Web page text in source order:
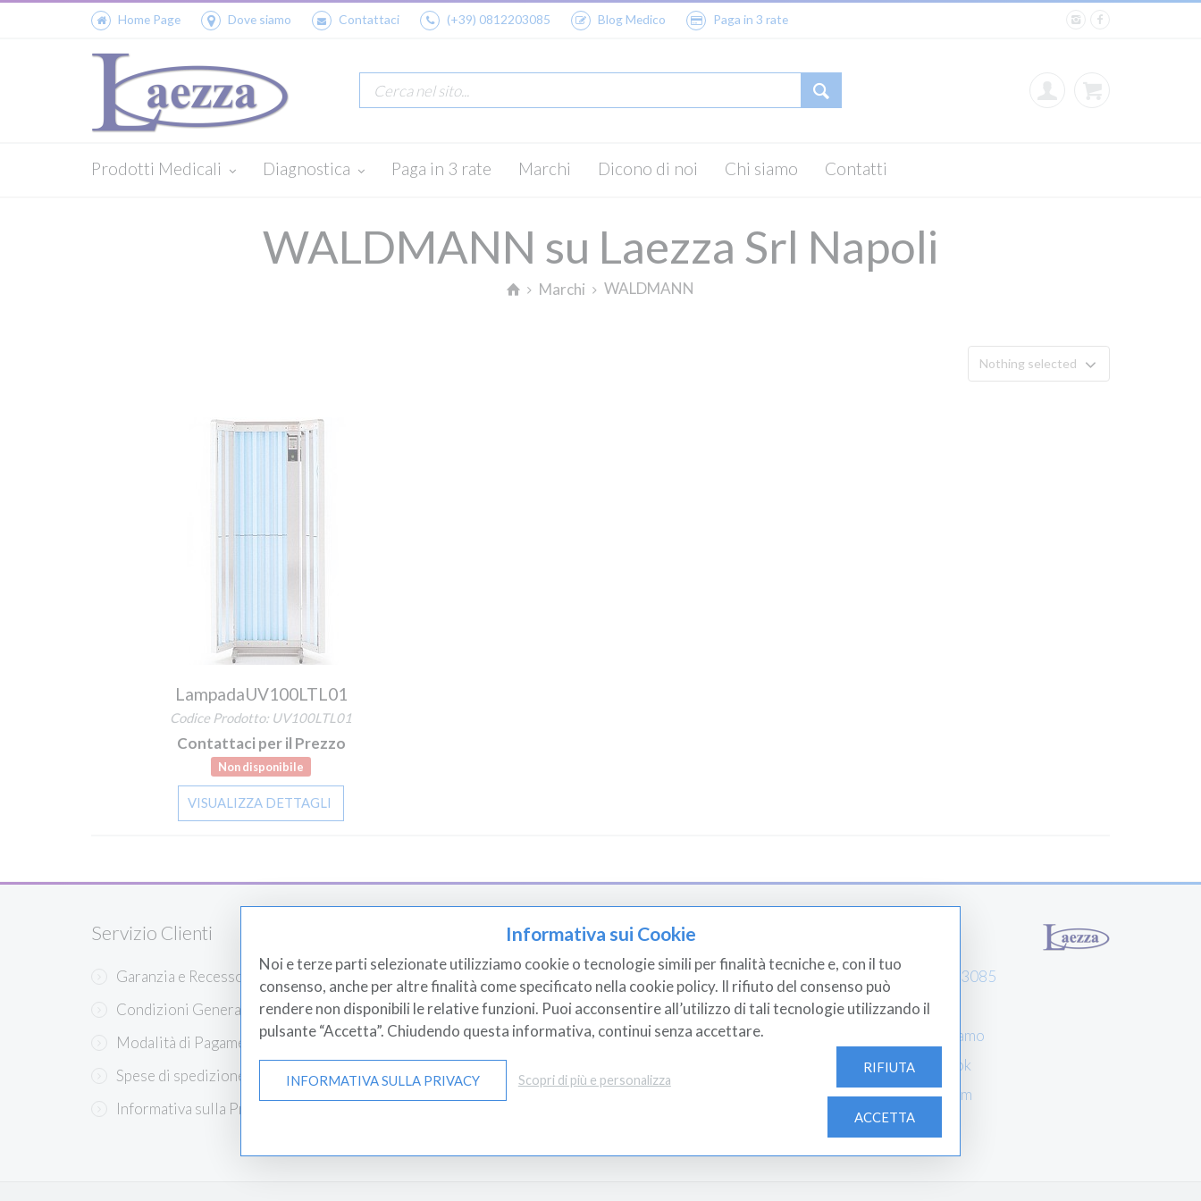
Home Page Dove siamo Contattaci (+39) 0812203085 Blog Medico Paga in 3 rate
Prodotti Medicali Diagnostica Paga in 3 rate Marchi Dicono di noi Chi siamo Contatti
WALDMANN su Laezza Srl Napoli
Marchi WALDMANN
Nothing selected
LampadaUV100LTL01
Codice Prodotto: UV100LTL01
Contattaci per il Prezzo
Non disponibile
VISUALIZZA DETTAGLI
Servizio Clienti
Garanzia e Recesso
Condizioni Generali di Ve...
Modalità di Pagamento
Spese di spedizione
Informativa sulla Privacy
Estetica
Bilance & Altimetri
Emergenza Primo Soccorso
Medicazioni
Diagnostica
Elettrocardiografi
Test Diagnostici
Analisi Cliniche
Analizzatori Di Grasso Co...
0812203085
Contatti
Dove siamo
Facebook
Instagram
Informativa sui Cookie
Noi e terze parti selezionate utilizziamo cookie o tecnologie simili per finalità tecniche e, con il tuo
consenso, anche per altre finalità come specificato nella cookie policy. Il rifiuto del consenso può
rendere non disponibili le relative funzioni. Puoi acconsentire all’utilizzo di tali tecnologie utilizzando il
pulsante “Accetta”. Chiudendo questa informativa, continui senza accettare.
INFORMATIVA SULLA PRIVACY Scopri di più e personalizza
RIFIUTA
ACCETTA